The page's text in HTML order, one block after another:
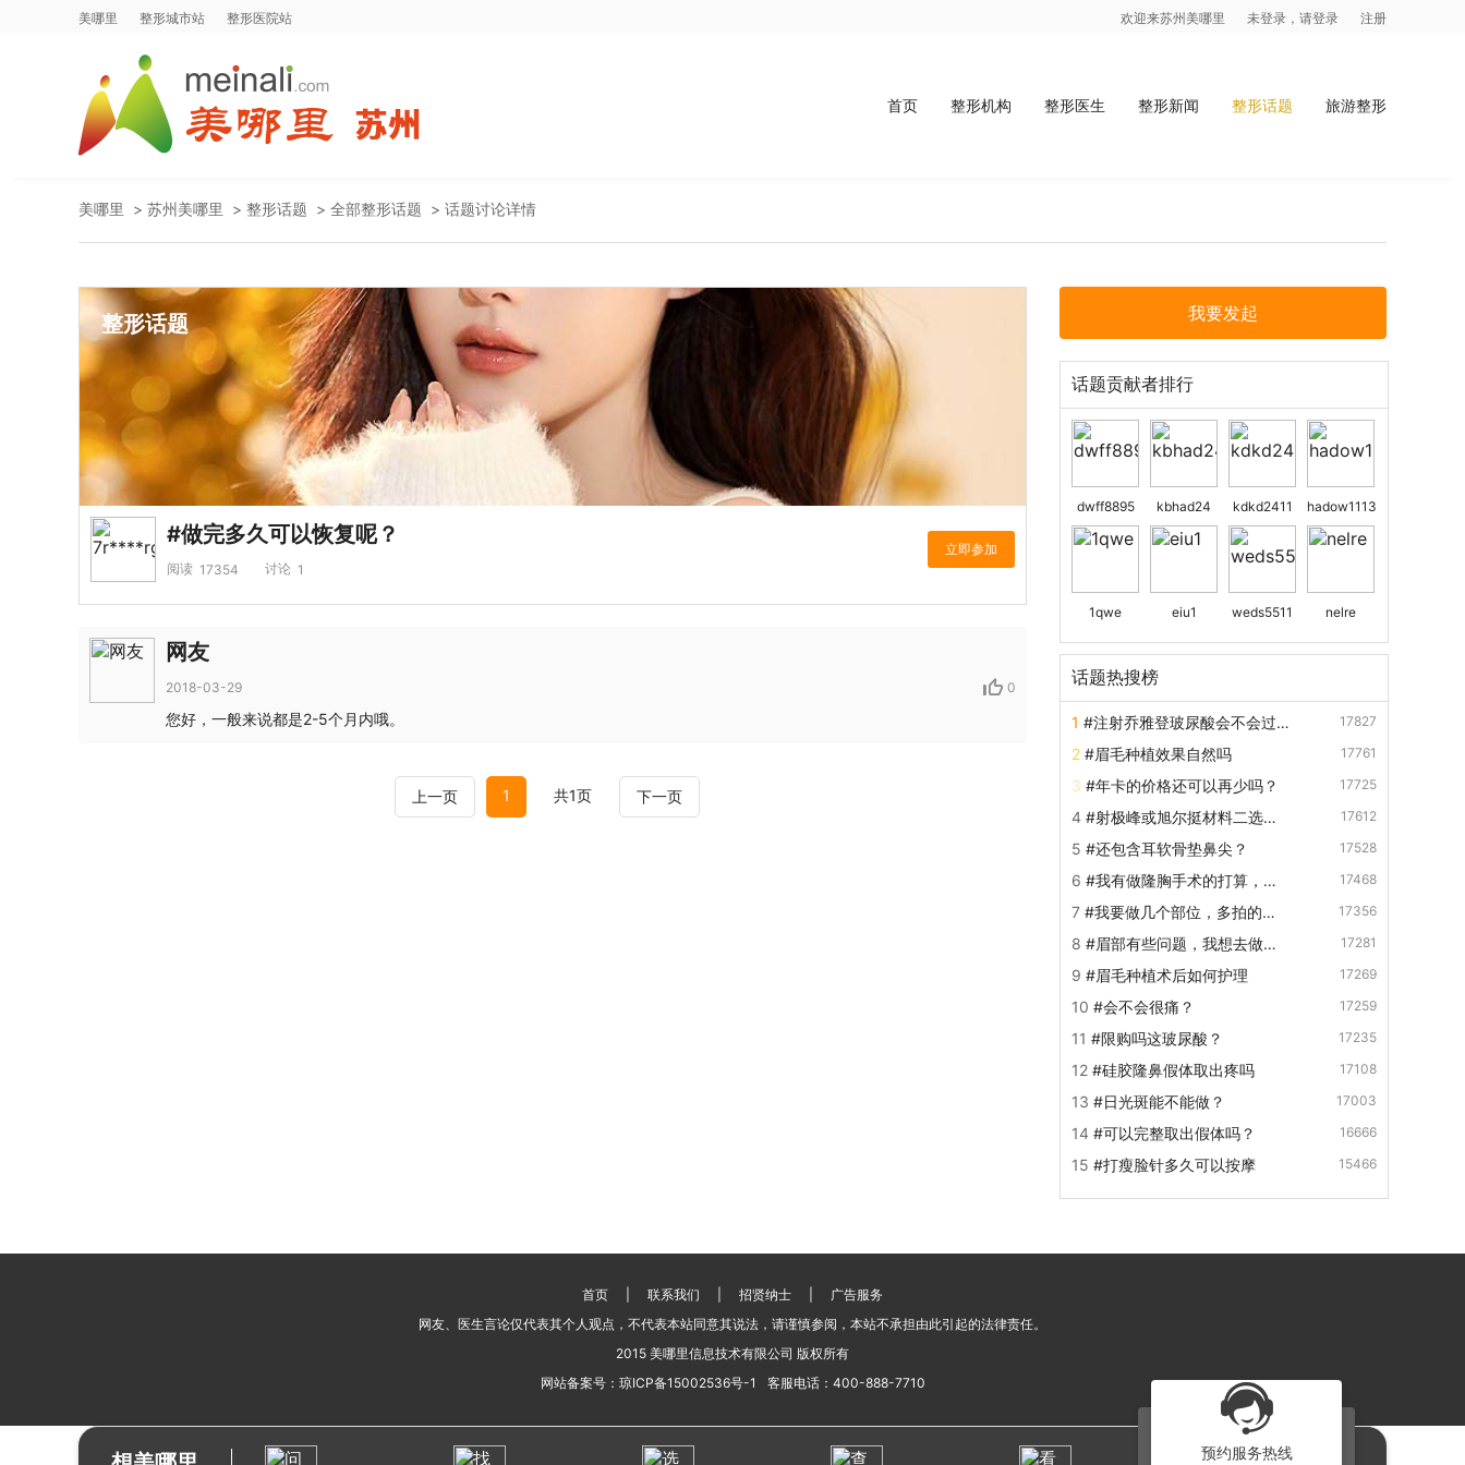
美哪里 整形城市站 整形医院站 欢迎来苏州美哪里 未登录，请登录 注册
首页 整形机构 整形医生 整形新闻 整形话题 旅游整形
美哪里 > 苏州美哪里 > 整形话题 > 全部整形话题 > 话题讨论详情
整形话题
#做完多久可以恢复呢？
阅读 17354 讨论 1
网友
2018-03-29 0
您好，一般来说都是2-5个月内哦。
上一页 1 共1页 下一页
我要发起
话题贡献者排行
dwff8895 kbhad24 kdkd2411 hadow1113
1qwe eiu1 weds5511 nelre
话题热搜榜
1 #注射乔雅登玻尿酸会不会过
17827
2 #眉毛种植效果自然吗 17761
3 #年卡的价格还可以再少吗？ 17725
4 #射极峰或旭尔挺材料二选一
17612
5 #还包含耳软骨垫鼻尖？ 17528
6 #我有做隆胸手术的打算，但
是又怕做隆胸以后僵硬不自然，
请问假体隆胸手感会很硬吗？
17468
7 #我要做几个部位，多拍的话
有优惠吗？
17356
8 #眉部有些问题，我想去做提
眉手术，请问做提眉手术的会产
生的副作用有哪些？
17281
9 #眉毛种植术后如何护理 17269
10 #会不会很痛？ 17259
11 #限购吗这玻尿酸？ 17235
12 #硅胶隆鼻假体取出疼吗 17108
13 #日光斑能不能做？ 17003
14 #可以完整取出假体吗？ 16666
15 #打瘦脸针多久可以按摩 15466
首页 联系我们 招贤纳士
广告服务
网友、医生言论仅代表其个人观点，不代表本站同意其说法，请谨慎参阅，本站不承担由此引起的法律责任。
2015 美哪里信息技术有限公司 版权所有
网站备案号： 琼ICP备15002536号-1 客服电话： 400-888-7710
预约服务热线